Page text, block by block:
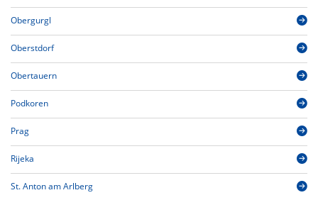
Obergurgl
Oberstdorf
Obertauern
Podkoren
Prag
Rijeka
St. Anton am Arlberg